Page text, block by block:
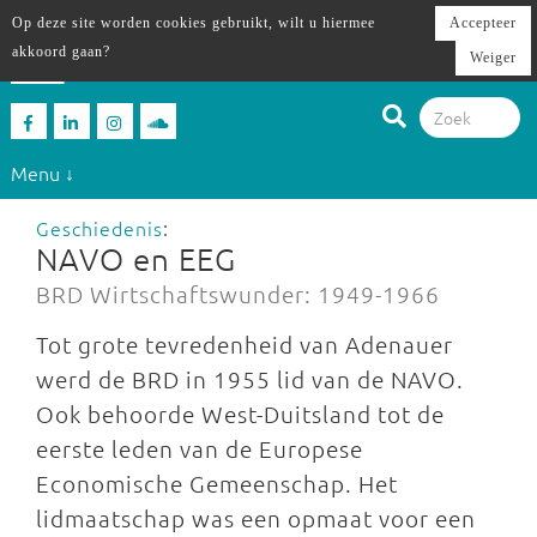
Menu ↓
Geschiedenis:
NAVO en EEG
BRD Wirtschaftswunder: 1949-1966
Tot grote tevredenheid van Adenauer
werd de BRD in 1955 lid van de NAVO.
Ook behoorde West-Duitsland tot de
eerste leden van de Europese
Economische Gemeenschap. Het
lidmaatschap was een opmaat voor een
Op deze site worden cookies gebruikt, wilt u hiermee
akkoord gaan?
Accepteer
Weiger